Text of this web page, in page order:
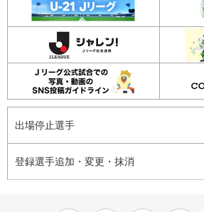
出場停止選手
登録選手追加・変更・抹消